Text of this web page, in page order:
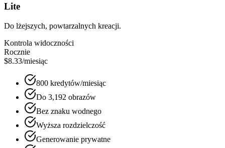
Lite
Do lżejszych, powtarzalnych kreacji.
Kontrola widoczności
Rocznie
$8.33/miesiąc
800 kredytów/miesiąc
Do 3,192 obrazów
Bez znaku wodnego
Wyższa rozdzielczość
Generowanie prywatne